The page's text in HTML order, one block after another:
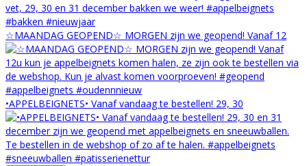
☆MAANDAG GEOPEND☆ MORGEN zijn we geopend! Vanaf 12
•APPELBEIGNETS• Vanaf vandaag te bestellen! 29, 30